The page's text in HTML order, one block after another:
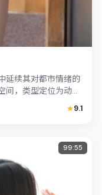
延续其对都市情绪的
间，类型定位为动
...
9.1
99:55